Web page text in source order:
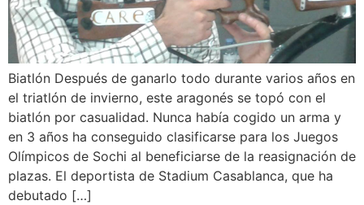
Biatlón Después de ganarlo todo durante varios años en
el triatlón de invierno, este aragonés se topó con el
biatlón por casualidad. Nunca había cogido un arma y
en 3 años ha conseguido clasificarse para los Juegos
Olímpicos de Sochi al beneficiarse de la reasignación de
plazas. El deportista de Stadium Casablanca, que ha
debutado […]